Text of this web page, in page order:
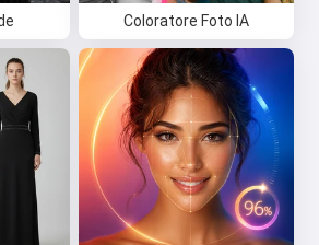
Coloratore Foto IA